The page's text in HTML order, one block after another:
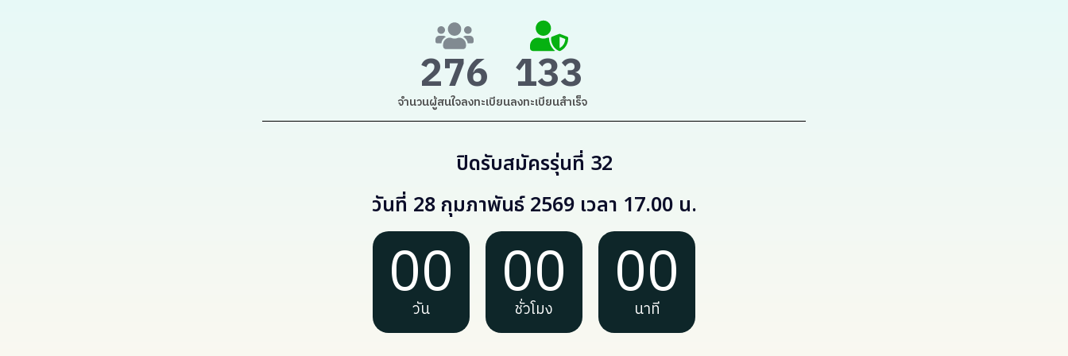
276
จำนวนผู้สนใจลงทะเบียน 133
ลงทะเบียนสำเร็จ
ปิดรับสมัครรุ่นที่ 32
วันที่ 28 กุมภาพันธ์ 2569 เวลา 17.00 น.
00
วัน 00
ชั่วโมง 00
นาที